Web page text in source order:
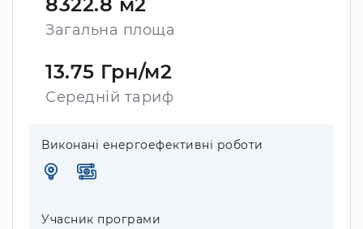
Загальна площа
13.75 Грн/м2
Середній тариф
Виконані енергоефективні роботи
Учасник програми